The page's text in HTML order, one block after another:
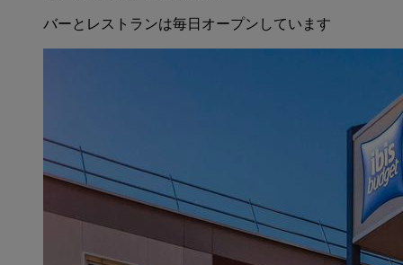
バーとレストランは毎日オープンしています